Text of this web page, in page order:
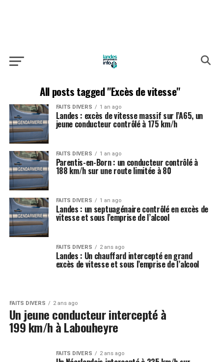
All posts tagged "Excès de vitesse"
FAITS DIVERS 1 an ago
Landes : excès de vitesse massif sur l’A65, un
jeune conducteur contrôlé à 175 km/h
FAITS DIVERS 1 an ago
Parentis-en-Born : un conducteur contrôlé à
188 km/h sur une route limitée à 80
FAITS DIVERS 1 an ago
Landes : un septuagénaire contrôlé en excès de
vitesse et sous l’emprise de l’alcool
FAITS DIVERS 2 ans ago
Landes : Un chauffard intercepté en grand
excès de vitesse et sous l’emprise de l’alcool
FAITS DIVERS 2 ans ago
Un jeune conducteur intercepté à
199 km/h à Labouheyre
FAITS DIVERS 2 ans ago